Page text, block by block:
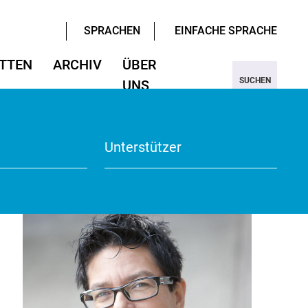
SPRACHEN EINFACHE SPRACHE
ARCHIV
ÜBER
UNS
Unterstützer
SUCHEN